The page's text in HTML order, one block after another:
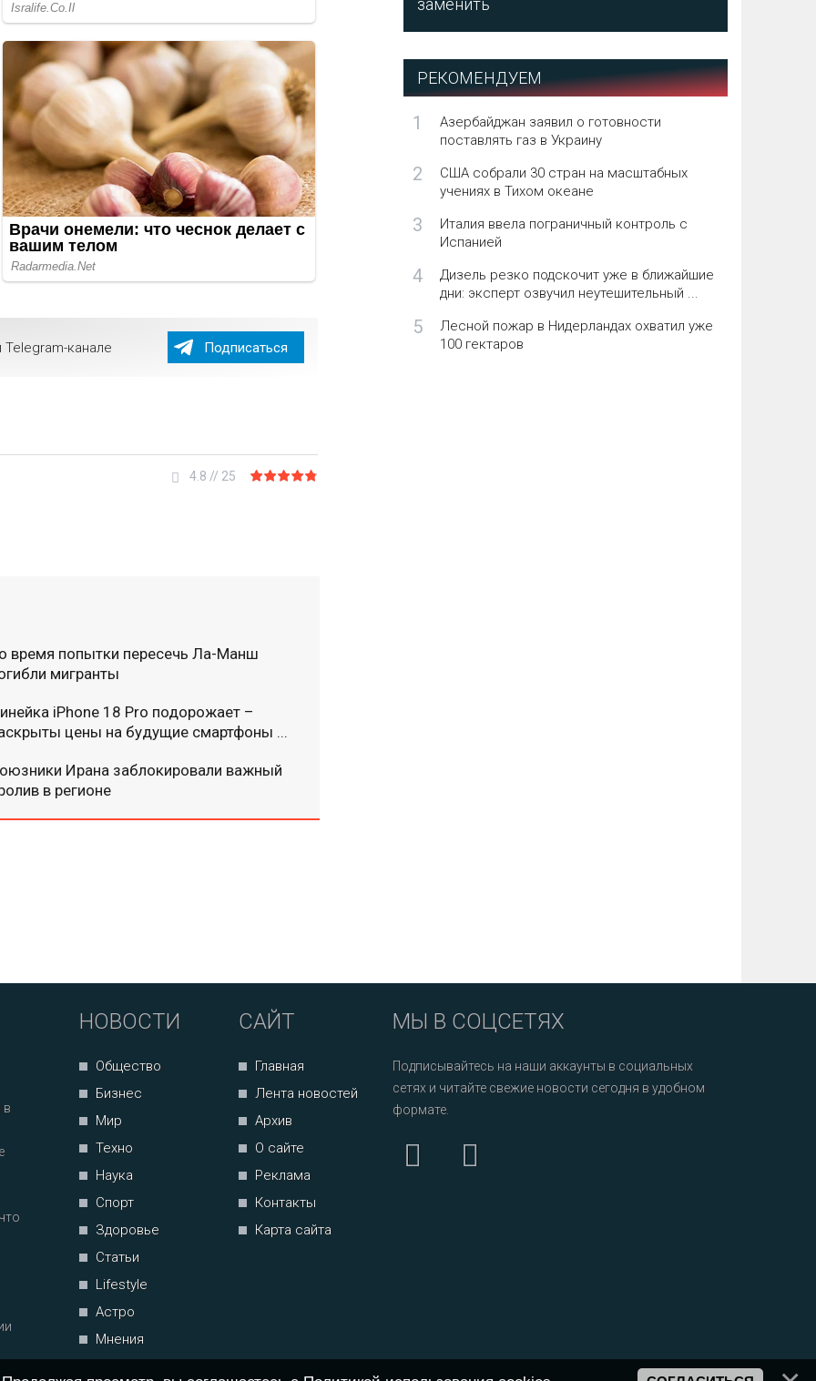
канале Подписаться
4.8 // 25
время попытки пересечь Ла-Манш
мигранты
iPhone 18 Pro подорожает –
цены на будущие смартфоны ...
Ирана заблокировали важный
в регионе
заменить
РЕКОМЕНДУЕМ
1
Азербайджан заявил о готовности
поставлять газ в Украину
2
США собрали 30 стран на масштабных
учениях в Тихом океане
3
Италия ввела пограничный контроль с
Испанией
4
Дизель резко подскочит уже в ближайшие
дни: эксперт озвучил неутешительный ...
5
Лесной пожар в Нидерландах охватил уже
100 гектаров
в
НОВОСТИ
Общество
Бизнес
Мир
Техно
Наука
Спорт
Здоровье
Статьи
Lifestyle
Астро
Мнения
САЙТ
Главная
Лента новостей
Архив
О сайте
Реклама
Контакты
Карта сайта
МЫ В СОЦСЕТЯХ
Подписывайтесь на наши аккаунты в социальных
сетях и читайте свежие новости сегодня в удобном
формате.